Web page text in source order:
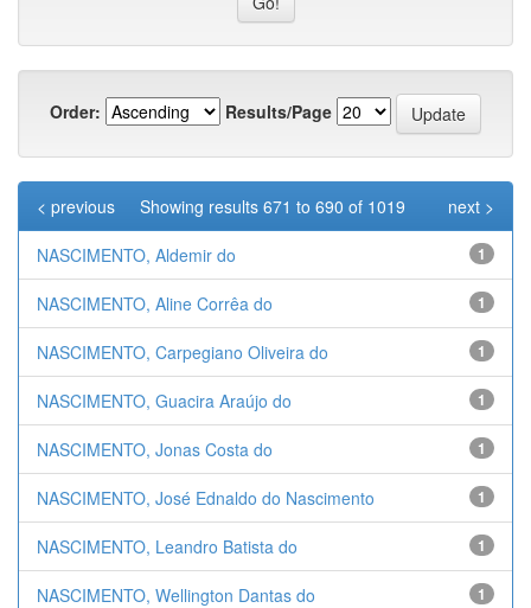
Order: Results/Page
Showing results 671 to 690 of 1019
< previous next >
NASCIMENTO, Aldemir do 1
NASCIMENTO, Aline Corrêa do 1
NASCIMENTO, Carpegiano Oliveira do 1
NASCIMENTO, Guacira Araújo do 1
NASCIMENTO, Jonas Costa do 1
NASCIMENTO, José Ednaldo do Nascimento 1
NASCIMENTO, Leandro Batista do 1
NASCIMENTO, Wellington Dantas do 1